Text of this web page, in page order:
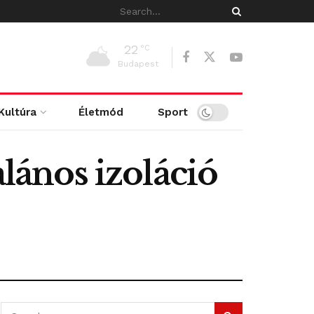
22 °C
Budapest
Életmód Sport
izoláció